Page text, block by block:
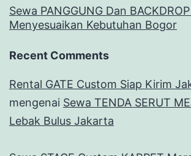
Sewa PANGGUNG Dan
Menyesuaikan Kebutuhan Bogor
Recent Comments
Rental GATE Custom Siap Kirim
mengenai Sewa TENDA SERUT
Lebak Bulus Jakarta